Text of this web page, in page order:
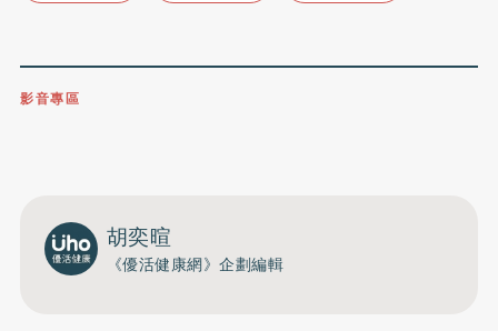
影音專區
胡奕暄
《優活健康網》企劃編輯